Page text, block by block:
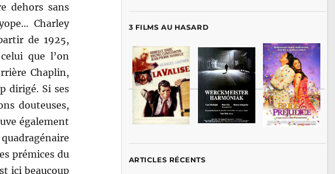
dehors sans
Charley
de 1925,
que l’on
Chaplin,
dirigé. Si ses
douteuses,
également
prémices du
ici beaucoup
3 FILMS AU HASARD
ARTICLES RÉCENTS